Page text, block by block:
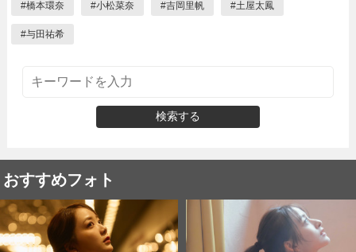
#橋本環奈 #小松菜奈 #吉岡里帆 #土屋太鳳
#与田祐希
検索する
おすすめフォト